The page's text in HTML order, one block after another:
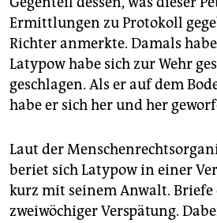
Ermittlungen zu Protokoll
Richter anmerkte. Damals
Latypow habe sich zur Wehr
geschlagen. Als er auf dem
habe er sich her und her
Laut der
beriet sich Latypow in einer
kurz mit seinem Anwalt.
zweiwöchiger Verspätung.